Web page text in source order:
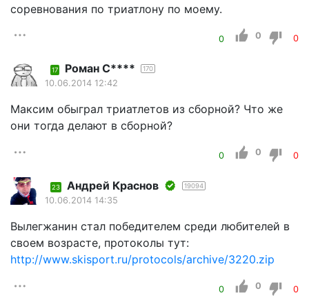
соревнования по триатлону по моему.
0 0 0
17 Роман С**** 170
10.06.2014 12:42
Максим обыграл триатлетов из сборной? Что же
они тогда делают в сборной?
0 0 0
23 Андрей Краснов 19094
10.06.2014 14:35
Вылегжанин стал победителем среди любителей в
своем возрасте, протоколы тут:
http://www.skisport.ru/protocols/archive/3220.zip
0 0 0